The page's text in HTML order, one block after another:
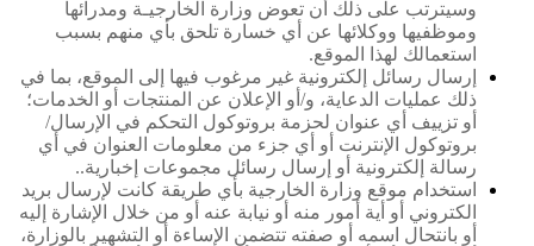
وسيترتب على ذلك أن تعوض وزارة الخارجيـة ومدرائها
وموظفيها ووكلائها عن أي خسارة تلحق بأي منهم بسبب
استعمالك لهذا الموقع.
إرسال رسائل إلكترونية غير مرغوب فيها إلى الموقع، بما في
ذلك عمليات الدعاية، و/أو الإعلان عن المنتجات أو الخدمات؛
أو تزييف أي عنوان لحزمة بروتوكول التحكم في الإرسال/
بروتوكول الإنترنت أو أي جزء من معلومات العنوان في أي
رسالة إلكترونية أو إرسال رسائل مجموعات إخبارية..
استخدام موقع وزارة الخارجية بأي طريقة كانت لإرسال بريد
الكتروني أو أية أمور منه أو نيابة عنه أو من خلال الإشارة إليه
أو بانتحال اسمه أو صفته تتضمن الإساءة أو التشهير بالوزارة،